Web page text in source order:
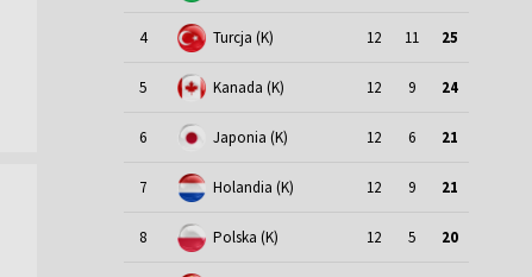
4 Turcja (K) 12 11 25
5 Kanada (K) 12 9 24
6 Japonia (K) 12 6 21
7 Holandia (K) 12 9 21
8 Polska (K) 12 5 20